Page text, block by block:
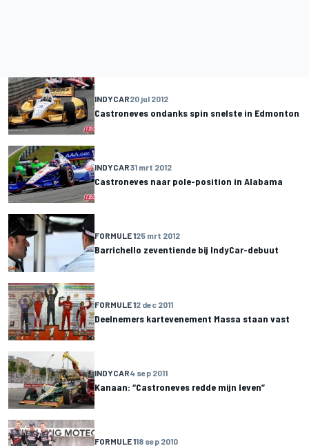
INDYCAR20 jul 2012
Castroneves ondanks spin snelste in Edmonton
INDYCAR31 mrt 2012
Castroneves naar pole-position in Alabama
FORMULE 125 mrt 2012
Barrichello zeventiende bij IndyCar-debuut
FORMULE 12 dec 2011
Deelnemers kartevenement Massa staan vast
INDYCAR4 sep 2011
Kanaan: “Castroneves redde mijn leven”
FORMULE 118 sep 2010